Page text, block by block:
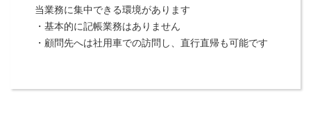
当業務に集中できる環境があります
・基本的に記帳業務はありません
・顧問先へは社用車での訪問し、直行直帰も可能です